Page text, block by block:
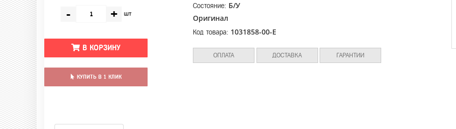
- + шт
В КОРЗИНУ
КУПИТЬ В 1 КЛИК
Состояние: Б/У
Оригинал
Код товара: 1031858-00-E
ОПЛАТА ДОСТАВКА ГАРАНТИИ